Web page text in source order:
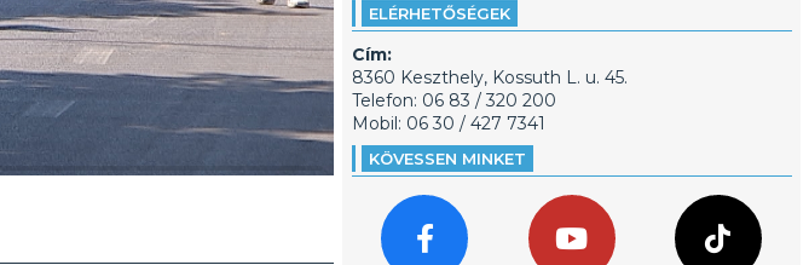
ELÉRHETŐSÉGEK
Cím:
8360 Keszthely, Kossuth L. u. 45.
Telefon: 06 83 / 320 200
Mobil: 06 30 / 427 7341
KÖVESSEN MINKET